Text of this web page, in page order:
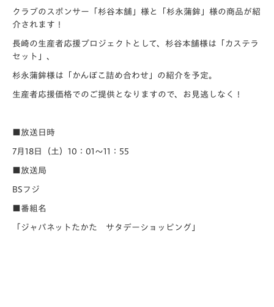
クラブのスポンサー「杉谷本舗」様と「杉永蒲鉾」様の商品が紹
介されます！
長崎の生産者応援プロジェクトとして、杉谷本舗様は「カステラ
セット」、
杉永蒲鉾様は「かんぼこ詰め合わせ」の紹介を予定。
生産者応援価格でのご提供となりますので、お見逃しなく！
■放送日時
7月18日（土）10：01～11：55
■放送局
BSフジ
■番組名
「ジャパネットたかた サタデーショッピング」